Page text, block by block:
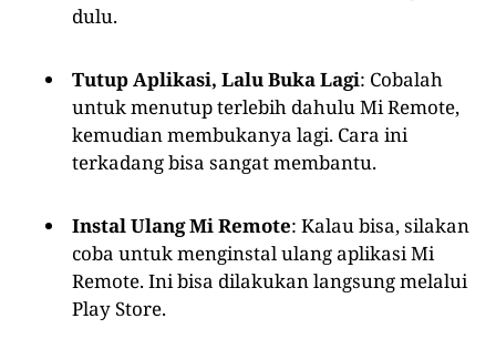
dulu.
Tutup Aplikasi, Lalu Buka Lagi: Cobalah
untuk menutup terlebih dahulu Mi Remote,
kemudian membukanya lagi. Cara ini
terkadang bisa sangat membantu.
Instal Ulang Mi Remote: Kalau bisa, silakan
coba untuk menginstal ulang aplikasi Mi
Remote. Ini bisa dilakukan langsung melalui
Play Store.